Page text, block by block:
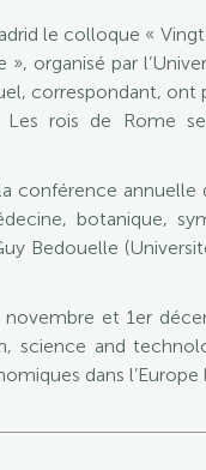
le colloque «
par
correspondant,
rois de Rome
conférence
botanique,
Bedouelle
et 1er
science and
dans